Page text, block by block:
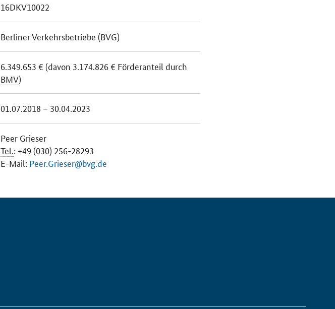
16DKV10022
Berliner Verkehrsbetriebe (BVG)
6.349.653 € (davon 3.174.826 € Förderanteil durch
BMV)
01.07.2018 – 30.04.2023
Peer Grieser
Tel.: +49 (030) 256-28293
E-Mail: Peer.Grieser@bvg.de